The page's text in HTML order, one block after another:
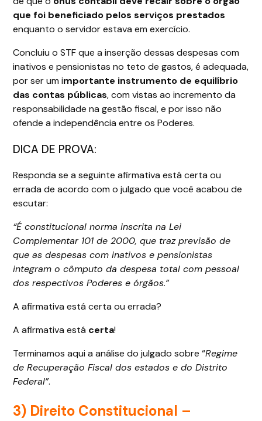
que foi beneficiado pelos serviços prestados
enquanto o servidor estava em exercício.
Concluiu o STF que a inserção dessas despesas com
inativos e pensionistas no teto de gastos, é adequada,
por ser um importante instrumento de equilíbrio
das contas públicas, com vistas ao incremento da
responsabilidade na gestão fiscal, e por isso não
ofende a independência entre os Poderes.
DICA DE PROVA:
Responda se a seguinte afirmativa está certa ou
errada de acordo com o julgado que você acabou de
escutar:
“É constitucional norma inscrita na Lei
Complementar 101 de 2000, que traz previsão de
que as despesas com inativos e pensionistas
integram o cômputo da despesa total com pessoal
dos respectivos Poderes e órgãos.”
A afirmativa está certa ou errada?
A afirmativa está certa!
Terminamos aqui a análise do julgado sobre “Regime
de Recuperação Fiscal dos estados e do Distrito
Federal”.
3) Direito Constitucional –